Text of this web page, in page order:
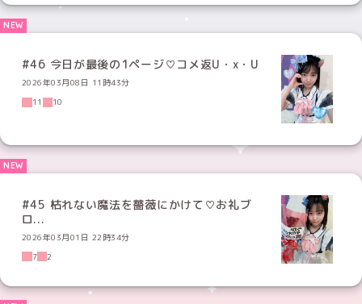
#46 今日が最後の1ページ♡コメ返U・x・U
2026年03月08日 11時43分
11
10
#45 枯れない魔法を薔薇にかけて♡お礼ブ
ロ...
2026年03月01日 22時34分
7
2